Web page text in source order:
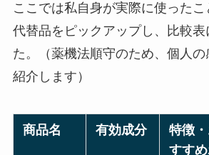
ここでは私自身が実際に使った
代替品をピックアップし、比較表
た。（薬機法順守のため、個人
紹介します）
商品名 有効成分
特徴
すす